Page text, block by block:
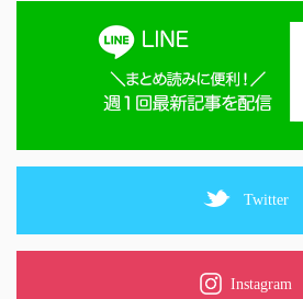
Twitter
Instagram